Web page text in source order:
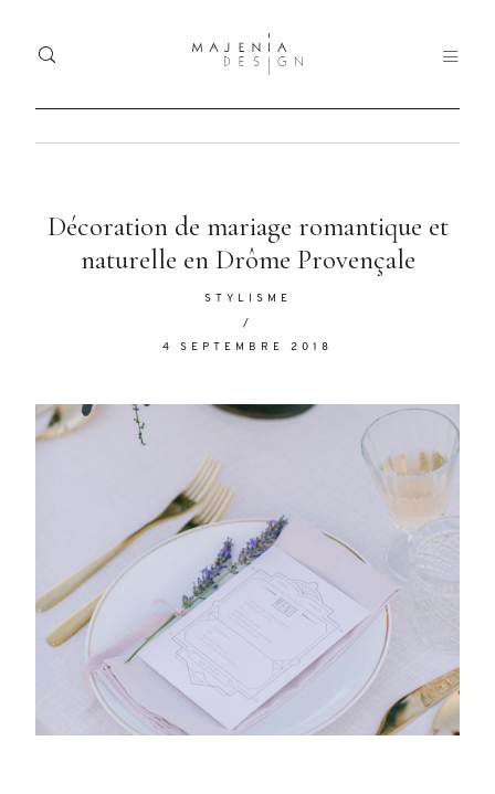
Décoration de mariage romantique et
naturelle en Drôme Provençale
STYLISME
/
4 SEPTEMBRE 2018
Dolor
Tristique
eget urna
mollis
eu leo.
Aenean
lacinia
bibendum
consectetur.
Aenean
lacinia
bibendum
nulla sed
consectetur.
Portfolio
About
Contact